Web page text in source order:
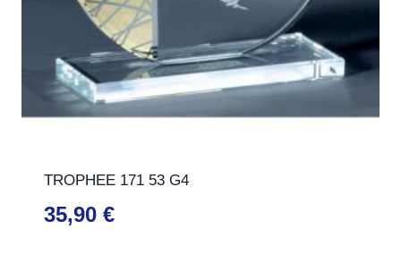
TROPHEE 171 53 G4
35,90 €